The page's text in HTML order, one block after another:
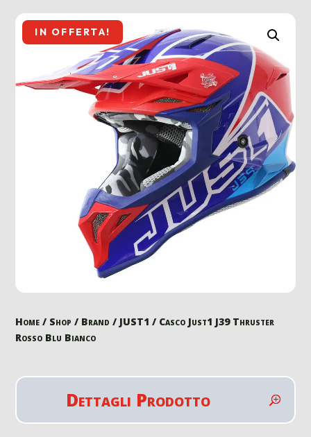
IN OFFERTA!
Home / Shop / Brand / JUST1 / Casco Just1 J39 Thruster
Rosso Blu Bianco
Dettagli Prodotto